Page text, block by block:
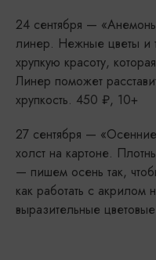
24 сентября —
линер. Нежные цветы
хрупкую красоту,
Линер поможет
хрупкость. 450 ₽, 10+
27 сентября —
холст на картоне.
— пишем осень так,
как работать с акрилом
выразительные